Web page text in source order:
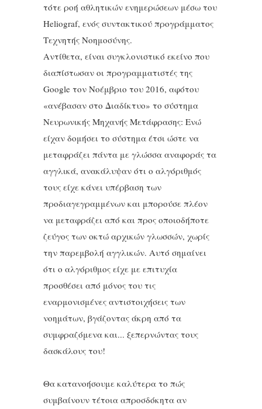
τότε ροή αθλητικών ενημερώσεων μέσω του
Heliograf, ενός συντακτικού προγράμματος
Τεχνητής Νοημοσύνης.
Αντίθετα, είναι συγκλονιστικό εκείνο που
διαπίστωσαν οι προγραμματιστές της
Google τον Νοέμβριο του 2016, αφότου
«ανέβασαν στο Διαδίκτυο» το σύστημα
Νευρωνικής Μηχανής Μετάφρασης: Ενώ
είχαν δομήσει το σύστημα έτσι ώστε να
μεταφράζει πάντα με γλώσσα αναφοράς τα
αγγλικά, ανακάλυψαν ότι ο αλγόριθμός
τους είχε κάνει υπέρβαση των
προδιαγεγραμμένων και μπορούσε πλέον
να μεταφράζει από και προς οποιοδήποτε
ζεύγος των οκτώ αρχικών γλωσσών, χωρίς
την παρεμβολή αγγλικών. Αυτό σημαίνει
ότι ο αλγόριθμος είχε με επιτυχία
προσθέσει από μόνος του τις
εναρμονισμένες αντιστοιχήσεις των
νοημάτων, βγάζοντας άκρη από τα
συμφραζόμενα και... ξεπερνώντας τους
δασκάλους του!
Θα κατανοήσουμε καλύτερα το πώς
συμβαίνουν τέτοια απροσδόκητα αν